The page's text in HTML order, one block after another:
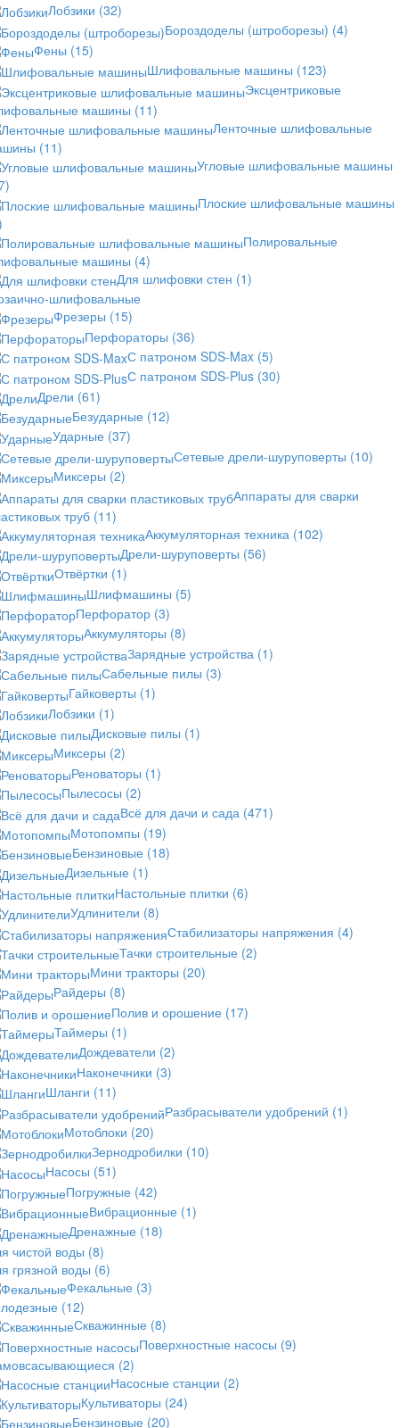
Лобзики (32)
Бороздоделы (штроборезы) (4)
Фены (15)
Шлифовальные машины (123)
Эксцентриковые
машины (11)
Ленточные шлифовальные
(11)
Угловые шлифовальные машины
Плоские шлифовальные машины
Полировальные
машины (4)
Для шлифовки стен (1)
шлифовальные
Фрезеры (15)
Перфораторы (36)
С патроном SDS-Max (5)
С патроном SDS-Plus (30)
Дрели (61)
Безударные (12)
Ударные (37)
Сетевые дрели-шуруповерты (10)
Миксеры (2)
Аппараты для сварки
труб (11)
Аккумуляторная техника (102)
Дрели-шуруповерты (56)
Отвёртки (1)
Шлифмашины (5)
Перфоратор (3)
Аккумуляторы (8)
Зарядные устройства (1)
Сабельные пилы (3)
Гайковерты (1)
Лобзики (1)
Дисковые пилы (1)
Миксеры (2)
Реноваторы (1)
Пылесосы (2)
Всё для дачи и сада (471)
Мотопомпы (19)
Бензиновые (18)
Дизельные (1)
Настольные плитки (6)
Удлинители (8)
Стабилизаторы напряжения (4)
Тачки строительные (2)
Мини тракторы (20)
Райдеры (8)
Полив и орошение (17)
Таймеры (1)
Дождеватели (2)
Наконечники (3)
Шланги (11)
Разбрасыватели удобрений (1)
Мотоблоки (20)
Зернодробилки (10)
Насосы (51)
Погружные (42)
Вибрационные (1)
Дренажные (18)
чистой воды (8)
грязной воды (6)
Фекальные (3)
(12)
Скважинные (8)
Поверхностные насосы (9)
(2)
Насосные станции (2)
Культиваторы (24)
Бензиновые (20)